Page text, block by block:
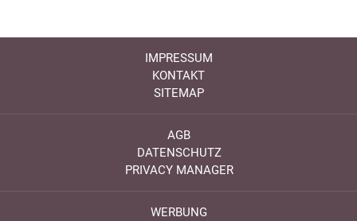
IMPRESSUM
KONTAKT
SITEMAP
AGB
DATENSCHUTZ
PRIVACY MANAGER
WERBUNG